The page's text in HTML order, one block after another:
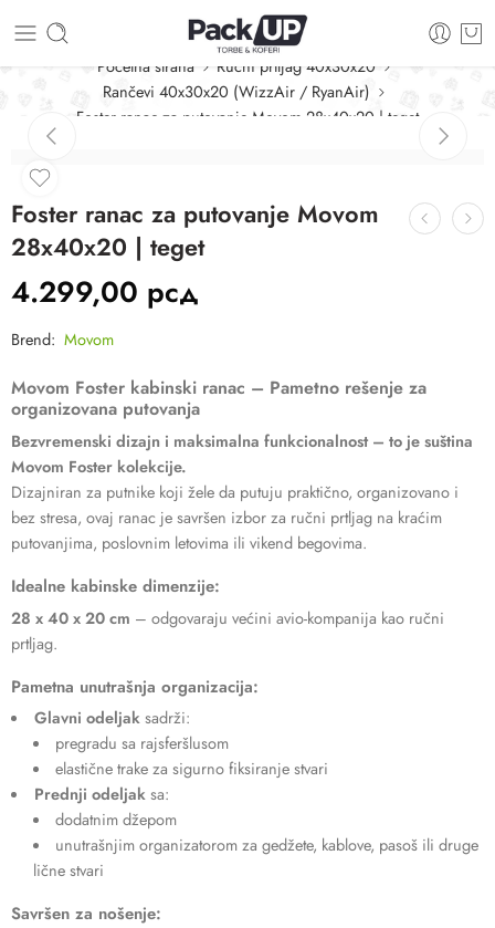
Početna strana
Ručni prtljag 40x30x20
Rančevi 40x30x20 (WizzAir / RyanAir)
Foster ranac za putovanje Movom 28x40x20 | teget
Foster ranac za putovanje Movom
28x40x20 | teget
4.299,00 рсд
Brend: Movom
Movom Foster kabinski ranac – Pametno rešenje za
organizovana putovanja
Bezvremenski dizajn i maksimalna funkcionalnost – to je suština
Movom Foster kolekcije.
Dizajniran za putnike koji žele da putuju praktično, organizovano i
bez stresa, ovaj ranac je savršen izbor za ručni prtljag na kraćim
putovanjima, poslovnim letovima ili vikend begovima.
Idealne kabinske dimenzije:
28 x 40 x 20 cm – odgovaraju većini avio-kompanija kao ručni
prtljag.
Pametna unutrašnja organizacija:
Glavni odeljaksadrži:
pregradu sa rajsferšlusom
elastične trake za sigurno fiksiranje stvari
Prednji odeljaksa:
dodatnim džepom
unutrašnjim organizatorom za gedžete, kablove, pasoš ili druge
lične stvari
Savršen za nošenje: